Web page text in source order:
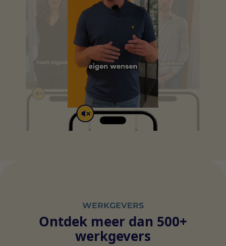
WERKGEVERS
Ontdek meer dan 500+
werkgevers